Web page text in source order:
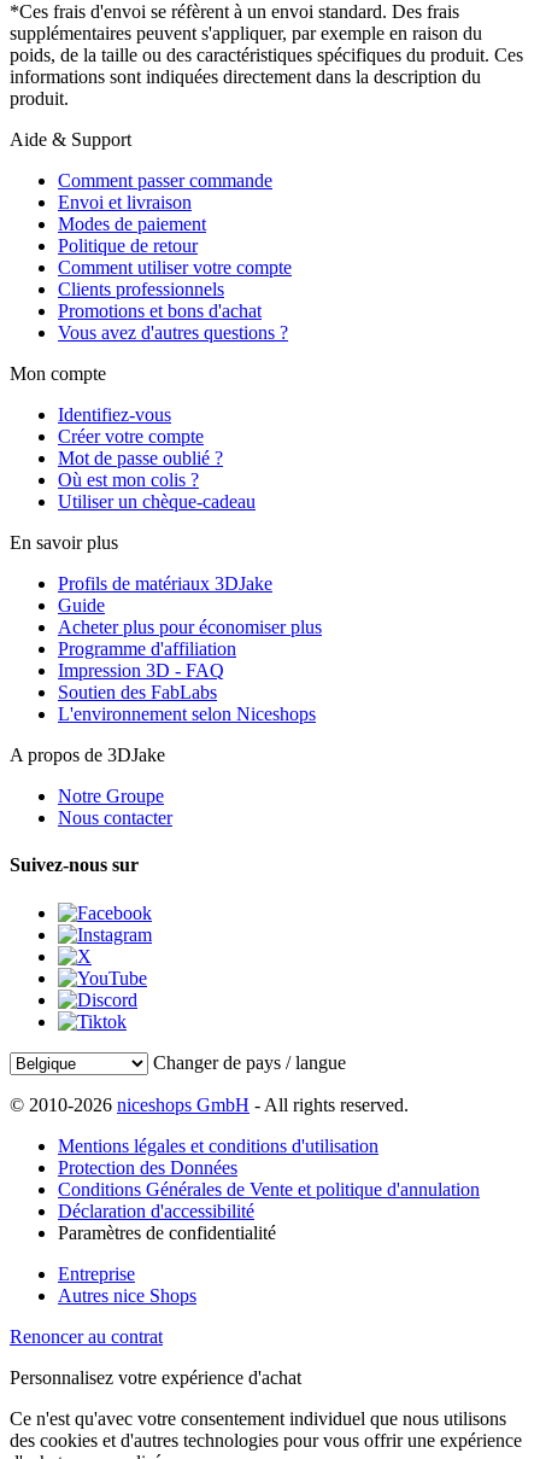
*Ces frais d'envoi se réfèrent à un envoi standard. Des frais
supplémentaires peuvent s'appliquer, par exemple en raison du
poids, de la taille ou des caractéristiques spécifiques du produit. Ces
informations sont indiquées directement dans la description du
produit.
Aide & Support
Comment passer commande
Envoi et livraison
Modes de paiement
Politique de retour
Comment utiliser votre compte
Clients professionnels
Promotions et bons d'achat
Vous avez d'autres questions ?
Mon compte
Identifiez-vous
Créer votre compte
Mot de passe oublié ?
Où est mon colis ?
Utiliser un chèque-cadeau
En savoir plus
Profils de matériaux 3DJake
Guide
Acheter plus pour économiser plus
Programme d'affiliation
Impression 3D - FAQ
Soutien des FabLabs
L'environnement selon Niceshops
A propos de 3DJake
Notre Groupe
Nous contacter
Suivez-nous sur
Changer de pays / langue
© 2010-2026 niceshops GmbH - All rights reserved.
Mentions légales et conditions d'utilisation
Protection des Données
Conditions Générales de Vente et politique d'annulation
Déclaration d'accessibilité
Paramètres de confidentialité
Entreprise
Autres nice Shops
Renoncer au contrat
Personnalisez votre expérience d'achat
Ce n'est qu'avec votre consentement individuel que nous utilisons
des cookies et d'autres technologies pour vous offrir une expérience